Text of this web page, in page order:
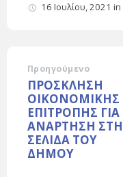
16 Ιουλίου, 2021 in
Προηγούμενο
ΠΡΟΣΚΛΗΣΗ
ΟΙΚΟΝΟΜΙΚΗΣ
ΕΠΙΤΡΟΠΗΣ ΓΙΑ
ΑΝΑΡΤΗΣΗ ΣΤΗ
ΣΕΛΙΔΑ ΤΟΥ
ΔΗΜΟΥ